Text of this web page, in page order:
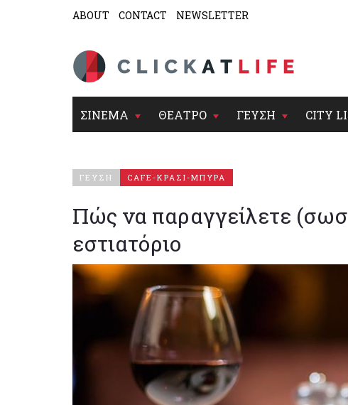
ABOUT CONTACT NEWSLETTER
ΣΙΝΕΜΑ ΘΕΑΤΡΟ ΓΕΥΣΗ CITY
ΓΕΥΣΗ CAFE-ΚΡΑΣΙ-ΜΠΥΡΑ
Πώς να παραγγείλετε
εστιατόριο